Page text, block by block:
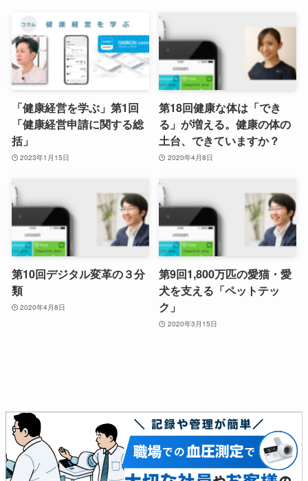
「健康経営を学ぶ」第1回
「健康経営申請に関する総
括」
2023年1月15日
第18回健康な体は「でき
る」が増える。健康の体の
土台、できていますか？
2020年4月8日
第10回デジタル変革の３分
類
2020年4月8日
第9回1,800万匹の愛猫・愛
犬を支える「ペットテッ
ク」
2020年3月15日